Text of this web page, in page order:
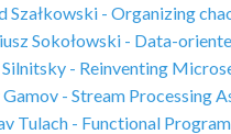
Szałkowski - Organizing
Sokołowski - Data-
- Reinventing
- Stream Processing
Tulach - Functional